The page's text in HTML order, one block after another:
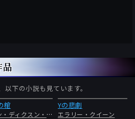
品
下の小説も見ています。
棺
ジョン・ディクスン・カー
Yの悲劇
エラリー・クイーン